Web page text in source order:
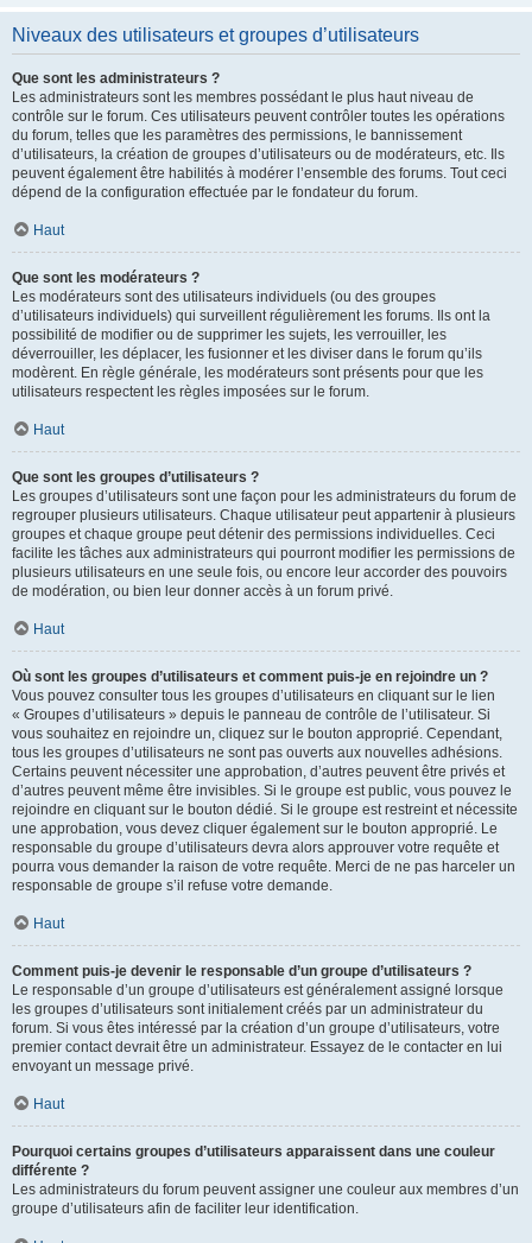
Niveaux des utilisateurs et groupes d’utilisateurs
Que sont les administrateurs ?
Les administrateurs sont les membres possédant le plus haut niveau de
contrôle sur le forum. Ces utilisateurs peuvent contrôler toutes les opérations
du forum, telles que les paramètres des permissions, le bannissement
d’utilisateurs, la création de groupes d’utilisateurs ou de modérateurs, etc. Ils
peuvent également être habilités à modérer l’ensemble des forums. Tout ceci
dépend de la configuration effectuée par le fondateur du forum.
Haut
Que sont les modérateurs ?
Les modérateurs sont des utilisateurs individuels (ou des groupes
d’utilisateurs individuels) qui surveillent régulièrement les forums. Ils ont la
possibilité de modifier ou de supprimer les sujets, les verrouiller, les
déverrouiller, les déplacer, les fusionner et les diviser dans le forum qu’ils
modèrent. En règle générale, les modérateurs sont présents pour que les
utilisateurs respectent les règles imposées sur le forum.
Haut
Que sont les groupes d’utilisateurs ?
Les groupes d’utilisateurs sont une façon pour les administrateurs du forum de
regrouper plusieurs utilisateurs. Chaque utilisateur peut appartenir à plusieurs
groupes et chaque groupe peut détenir des permissions individuelles. Ceci
facilite les tâches aux administrateurs qui pourront modifier les permissions de
plusieurs utilisateurs en une seule fois, ou encore leur accorder des pouvoirs
de modération, ou bien leur donner accès à un forum privé.
Haut
Où sont les groupes d’utilisateurs et comment puis-je en rejoindre un ?
Vous pouvez consulter tous les groupes d’utilisateurs en cliquant sur le lien
« Groupes d’utilisateurs » depuis le panneau de contrôle de l’utilisateur. Si
vous souhaitez en rejoindre un, cliquez sur le bouton approprié. Cependant,
tous les groupes d’utilisateurs ne sont pas ouverts aux nouvelles adhésions.
Certains peuvent nécessiter une approbation, d’autres peuvent être privés et
d’autres peuvent même être invisibles. Si le groupe est public, vous pouvez le
rejoindre en cliquant sur le bouton dédié. Si le groupe est restreint et nécessite
une approbation, vous devez cliquer également sur le bouton approprié. Le
responsable du groupe d’utilisateurs devra alors approuver votre requête et
pourra vous demander la raison de votre requête. Merci de ne pas harceler un
responsable de groupe s’il refuse votre demande.
Haut
Comment puis-je devenir le responsable d’un groupe d’utilisateurs ?
Le responsable d’un groupe d’utilisateurs est généralement assigné lorsque
les groupes d’utilisateurs sont initialement créés par un administrateur du
forum. Si vous êtes intéressé par la création d’un groupe d’utilisateurs, votre
premier contact devrait être un administrateur. Essayez de le contacter en lui
envoyant un message privé.
Haut
Pourquoi certains groupes d’utilisateurs apparaissent dans une couleur
différente ?
Les administrateurs du forum peuvent assigner une couleur aux membres d’un
groupe d’utilisateurs afin de faciliter leur identification.